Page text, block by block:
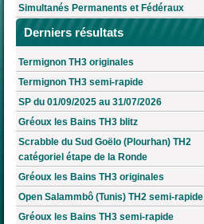
Simultanés Permanents et Fédéraux
Derniers résultats
Termignon TH3 originales
Termignon TH3 semi-rapide
SP du 01/09/2025 au 31/07/2026
Gréoux les Bains TH3 blitz
Scrabble du Sud Goëlo (Plourhan) TH2
catégoriel étape de la Ronde
Gréoux les Bains TH3 originales
Open Salammbô (Tunis) TH2 semi-rapide
Gréoux les Bains TH3 semi-rapide